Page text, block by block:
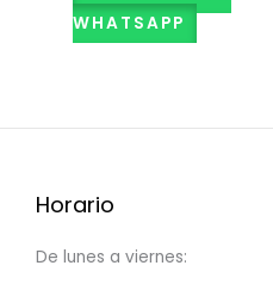
WHATSAPP
Horario
De lunes a viernes: